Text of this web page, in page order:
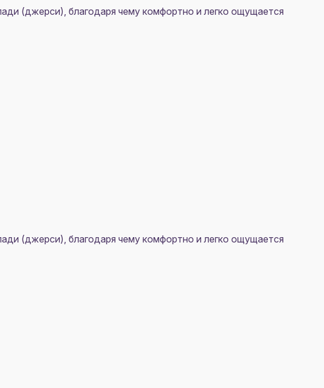
(джерси), благодаря чему комфортно и легко ощущается
(джерси), благодаря чему комфортно и легко ощущается